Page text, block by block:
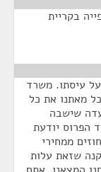
בקריית
עיסתו. משרד
מאתנו את כל
שישבה
הפרוס יודעת
שהוגשו במכרזים נמוכים ב-30 אחוזים ממחירי
שזאת עלות